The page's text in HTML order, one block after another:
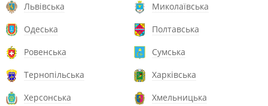
Львівська
Миколаївська
Одеська
Полтавська
Ровенська
Сумська
Тернопільська
Харківська
Херсонська
Хмельницька